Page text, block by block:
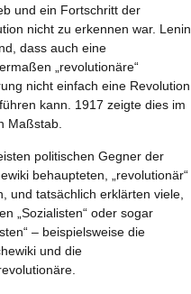
und ein Fortschritt der
nicht zu erkennen war. Lenin
dass auch eine
„revolutionäre“
nicht einfach eine Revolution
kann. 1917 zeigte dies im
Maßstab.
politischen Gegner der
behaupteten, „revolutionär“
und tatsächlich erklärten viele,
„Sozialisten“ oder sogar
– beispielsweise die
und die